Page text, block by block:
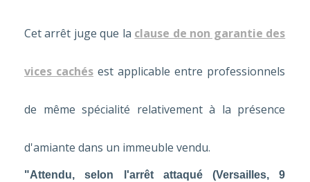
Cet arrêt juge que la clause de non garantie des
vices cachés est applicable entre professionnels
de même spécialité relativement à la présence
d'amiante dans un immeuble vendu.
"Attendu, selon l'arrêt attaqué (Versailles, 9